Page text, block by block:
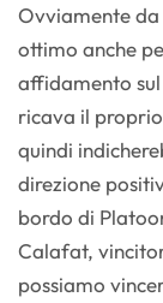
Ovviamente
ottimo anche
affidamento
ricava il
quindi
direzione
bordo di
Calafat,
possiamo